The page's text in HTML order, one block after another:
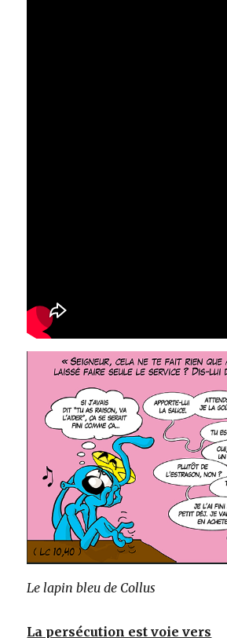
Le lapin bleu de Collus
La persécution est voie vers